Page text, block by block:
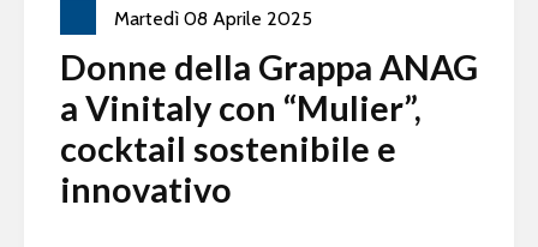
Martedì 08 Aprile 2025
Donne della Grappa ANAG
a Vinitaly con “Mulier”,
cocktail sostenibile e
innovativo